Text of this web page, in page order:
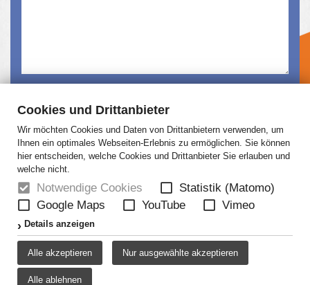
Cookies und Drittanbieter
Wir möchten Cookies und Daten von Drittanbietern verwenden, um
Ihnen ein optimales Webseiten-Erlebnis zu ermöglichen. Sie können
hier entscheiden, welche Cookies und Drittanbieter Sie erlauben und
welche nicht.
Notwendige Cookies
Statistik (Matomo)
Google Maps
YouTube Vimeo
Details anzeigen
Alle akzeptieren Nur ausgewählte akzeptieren
Alle ablehnen
akzeptiert.
Absenden
HOME
KONTAKT
AGB
DATENSCHUTZ
DISCLAIMER
IMPRESSUM